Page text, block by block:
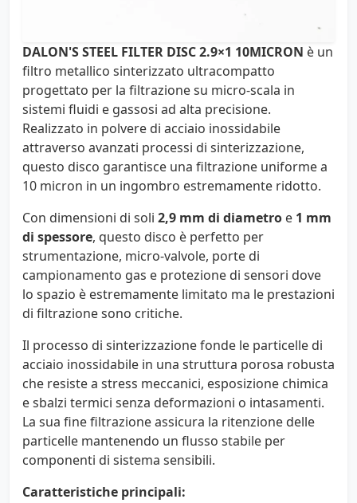
DALON'S STEEL FILTER DISC 2.9×1 10MICRON è un
filtro metallico sinterizzato ultracompatto
progettato per la filtrazione su micro-scala in
sistemi fluidi e gassosi ad alta precisione.
Realizzato in polvere di acciaio inossidabile
attraverso avanzati processi di sinterizzazione,
questo disco garantisce una filtrazione uniforme a
10 micron in un ingombro estremamente ridotto.
Con dimensioni di soli 2,9 mm di diametro e 1 mm
di spessore, questo disco è perfetto per
strumentazione, micro-valvole, porte di
campionamento gas e protezione di sensori dove
lo spazio è estremamente limitato ma le prestazioni
di filtrazione sono critiche.
Il processo di sinterizzazione fonde le particelle di
acciaio inossidabile in una struttura porosa robusta
che resiste a stress meccanici, esposizione chimica
e sbalzi termici senza deformazioni o intasamenti.
La sua fine filtrazione assicura la ritenzione delle
particelle mantenendo un flusso stabile per
componenti di sistema sensibili.
Caratteristiche principali: